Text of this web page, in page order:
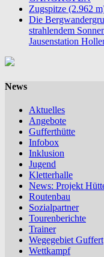
Zugspitze (2.962
Die
strahlendem
Jausenstation
News
Aktuelles
Angebote
Gufferthütte
Infobox
Inklusion
Jugend
Kletterhalle
News: Projekt
Routenbau
Sozialpartner
Tourenberichte
Trainer
Wegegebiet Guffert
Wettkampf